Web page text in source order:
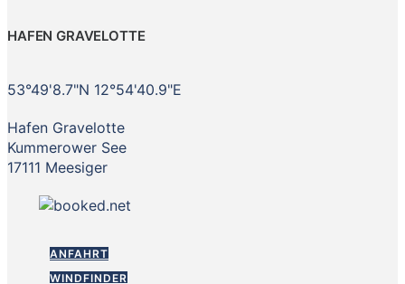
HAFEN GRAVELOTTE
53°49'8.7"N 12°54'40.9"E
Hafen Gravelotte
Kummerower See
17111 Meesiger
ANFAHRT
WINDFINDER